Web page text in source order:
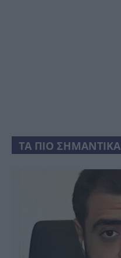
ΤΑ ΠΙΟ ΣΗΜΑΝΤΙΚΑ